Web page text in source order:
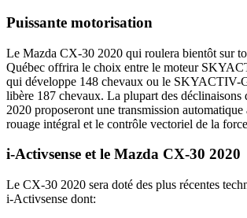
Puissante motorisation
Le Mazda CX-30 2020 qui roulera bientôt sur
Québec offrira le choix entre le moteur
qui développe 148 chevaux ou le SKYACTIV-
libère 187 chevaux. La plupart des
2020 proposeront une transmission automatique
rouage intégral et le contrôle vectoriel de la
i-Activsense et le Mazda CX-30 2020
Le CX-30 2020 sera doté des plus récentes
i-Activsense dont: